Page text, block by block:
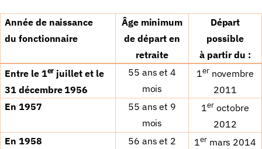
Année de naissance
du fonctionnaire
Âge minimum
de départ en
retraite
Départ
possible
à partir du :
Entre le 1er juillet et le
31 décembre 1956
55 ans et 4
mois
1er novembre
2011
En 1957
55 ans et 9
mois
1er octobre
2012
En 1958
56 ans et 2
1er mars 2014